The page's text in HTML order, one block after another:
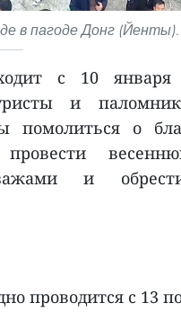
в пагоде Донг
с 10
и
помолиться о
и
проводится с 13